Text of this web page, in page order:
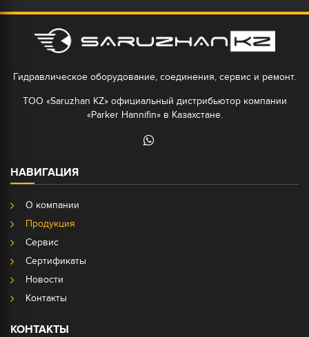
Гидравлическое оборудование, соединения, сервис и ремонт.
ТОО «Saruzhan KZ» официальный дистрибьютор компании
«Parker Hannifin» в Казахстане.
НАВИГАЦИЯ
О компании
Продукция
Сервис
Сертификаты
Новости
Контакты
КОНТАКТЫ